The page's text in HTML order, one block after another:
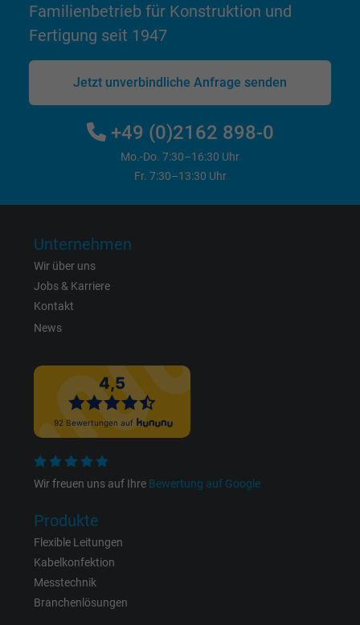
Zweck
Anzeigenausrichtung und
Name
Anbieter Facebook Ireland Ltd.
1 Jahr
Cookie von Facebook für Website-Analyse,
Name c_user, Facebook Pixel
Anbieter
Laufzeit
Zweck
Anzeigenausrichtung und
Name datr, Facebook Pixel
Anbieter
Zweck
Cookie von Facebook für Website-Analyse,
Name fr, Facebook Pixel
Familienbetrieb für Konstruktion und
Fertigung seit 1947
Jetzt unverbindliche Anfrage senden
+49 (0)2162 898-0
Mo.-Do. 7:30–16:30 Uhr
Fr. 7:30–13:30 Uhr
Unternehmen
Wir über uns
Jobs & Karriere
Kontakt
News
Wir freuen uns auf Ihre Bewertung auf Google
Produkte
Flexible Leitungen
Kabelkonfektion
Messtechnik
Branchenlösungen